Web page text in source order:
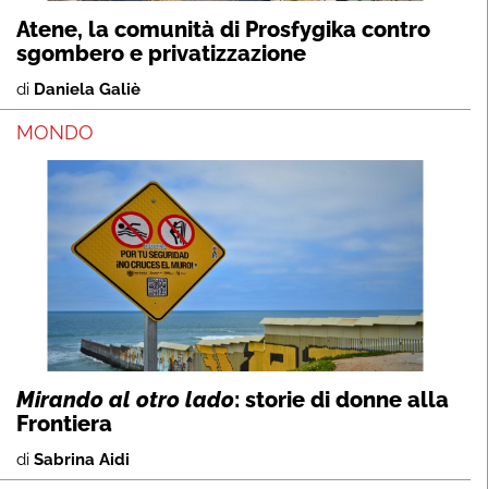
Atene, la comunità di Prosfygika contro
sgombero e privatizzazione
di Daniela Galiè
MONDO
Mirando al otro lado: storie di donne alla
Frontiera
di Sabrina Aidi